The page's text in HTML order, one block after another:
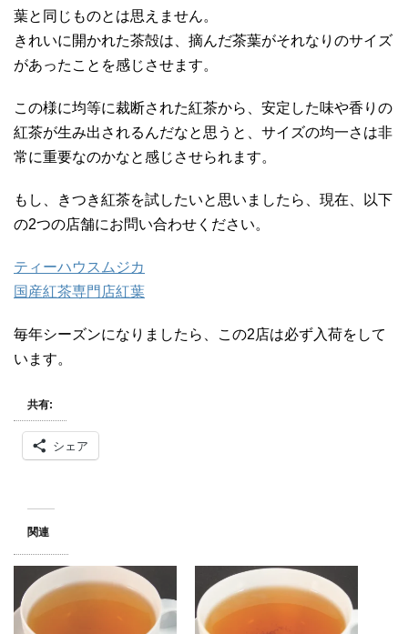
葉と同じものとは思えません。
きれいに開かれた茶殻は、摘んだ茶葉がそれなりのサイズ
があったことを感じさせます。
この様に均等に裁断された紅茶から、安定した味や香りの
紅茶が生み出されるんだなと思うと、サイズの均一さは非
常に重要なのかなと感じさせられます。
もし、きつき紅茶を試したいと思いましたら、現在、以下
の2つの店舗にお問い合わせください。
ティーハウスムジカ
国産紅茶専門店紅葉
毎年シーズンになりましたら、この2店は必ず入荷をして
います。
共有:
シェア
関連